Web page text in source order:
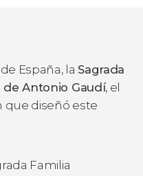
España, la Sagrada
Antonio Gaudí, el
que diseñó este
Familia